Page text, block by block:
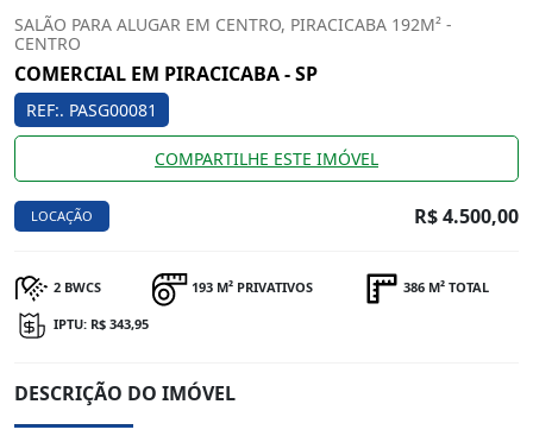
SALÃO PARA ALUGAR EM CENTRO, PIRACICABA 192M² -
CENTRO
COMERCIAL EM PIRACICABA - SP
REF:. PASG00081
COMPARTILHE ESTE IMÓVEL
LOCAÇÃO R$ 4.500,00
2 BWCS 193 M² PRIVATIVOS 386 M² TOTAL
IPTU: R$ 343,95
DESCRIÇÃO DO IMÓVEL